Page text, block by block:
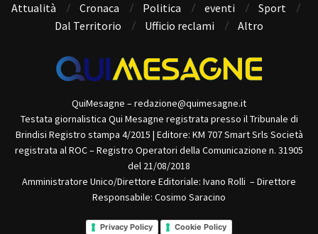
Attualità Cronaca Politica eventi
Sport
Dal Territorio
Ufficio reclami Altro
QuiMesagne – redazione@quimesagne.it
Testata giornalistica Qui Mesagne registrata presso il Tribunale di
Brindisi Registro stampa 4/2015 | Editore: KM 707 Smart Srls Società
registrata al ROC – Registro Operatori della Comunicazione n. 31905
del 21/08/2018
Amministratore Unico/Direttore Editoriale: Ivano Rolli – Direttore
Responsabile: Cosimo Saracino
Privacy Policy Cookie Policy